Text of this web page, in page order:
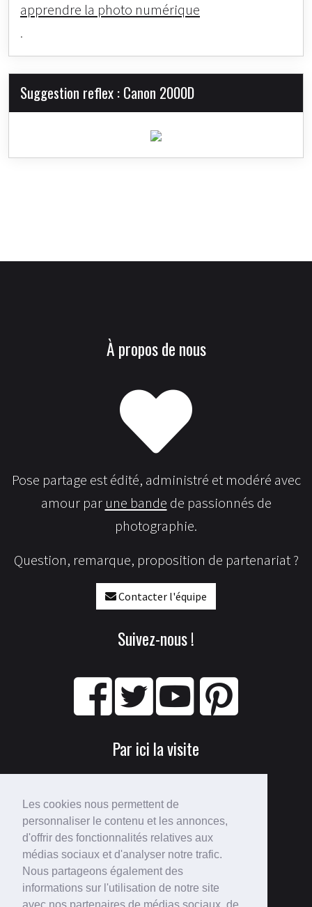
Les cookies nous permettent de
personnaliser le contenu et les annonces,
d'offrir des fonctionnalités relatives aux
médias sociaux et d'analyser notre trafic.
Nous partageons également des
informations sur l'utilisation de notre site
apprendre la photo numérique
.
Suggestion reflex : Canon 2000D
À propos de nous
Pose partage est édité, administré et modéré avec
amour par une bande de passionnés de
photographie.
Question, remarque, proposition de partenariat ?
Contacter l'équipe
Suivez-nous !
Par ici la visite
Perdu ?